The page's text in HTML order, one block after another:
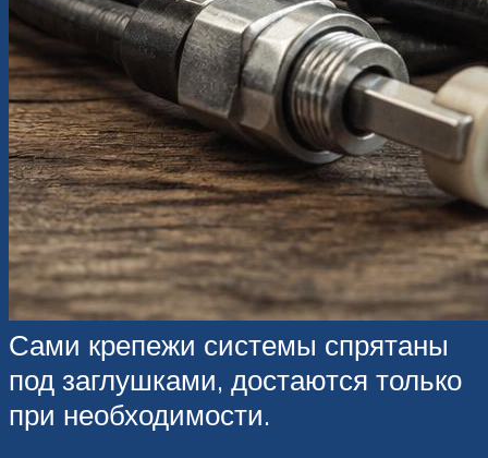
Сами крепежи системы спрятаны
под заглушками, достаются только
при необходимости.